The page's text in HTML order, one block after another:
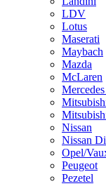
LDV
Lotus
Maserati
Maybach
Mazda
McLaren
Nissan
Nissan
Opel/
Peugeot
Pezetel